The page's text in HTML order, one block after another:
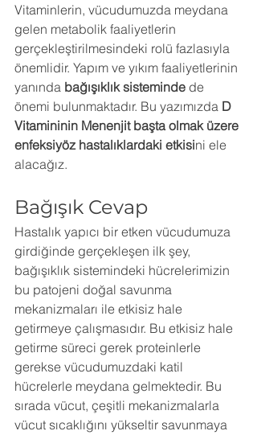
Vitaminlerin, vücudumuzda meydana
gelen metabolik faaliyetlerin
gerçekleştirilmesindeki rolü fazlasıyla
önemlidir. Yapım ve yıkım faaliyetlerinin
yanında bağışıklık sisteminde de
önemi bulunmaktadır. Bu yazımızda D
Vitamininin Menenjit başta olmak üzere
enfeksiyöz hastalıklardaki etkisini ele
alacağız.
Bağışık Cevap
Hastalık yapıcı bir etken vücudumuza
girdiğinde gerçekleşen ilk şey,
bağışıklık sistemindeki hücrelerimizin
bu patojeni doğal savunma
mekanizmaları ile etkisiz hale
getirmeye çalışmasıdır. Bu etkisiz hale
getirme süreci gerek proteinlerle
gerekse vücudumuzdaki katil
hücrelerle meydana gelmektedir. Bu
sırada vücut, çeşitli mekanizmalarla
vücut sıcaklığını yükseltir savunmaya